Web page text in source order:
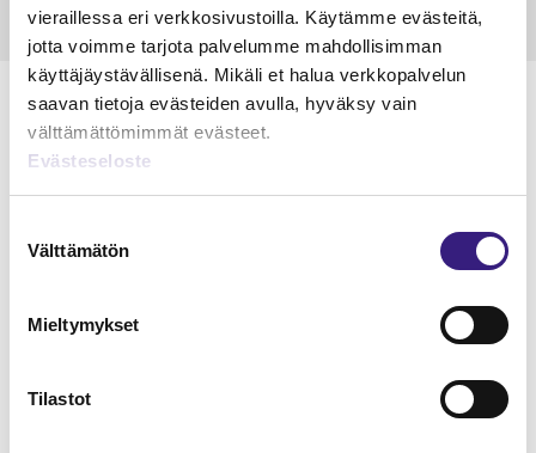
vieraillessa eri verkkosivustoilla. Käytämme evästeitä,
jotta voimme tarjota palvelumme mahdollisimman
käyttäjäystävällisenä. Mikäli et halua verkkopalvelun
saavan tietoja evästeiden avulla, hyväksy vain
välttämättömimmät evästeet.
Evästeseloste
valinta
Välttämätön
Mieltymykset
Tilastot
Lue Tilisanomien